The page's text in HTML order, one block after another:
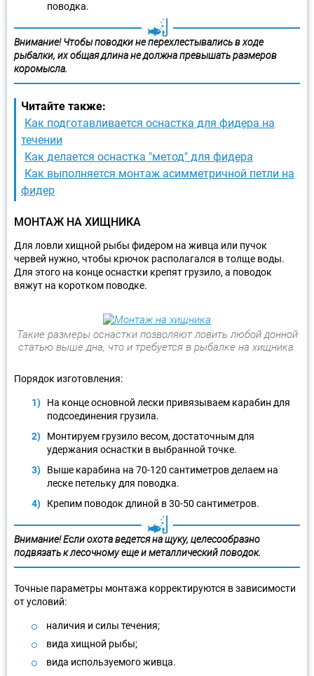
поводка.
Внимание! Чтобы поводки не перехлестывались в ходе
рыбалки, их общая длина не должна превышать размеров
коромысла.
Читайте также:
Как подготавливается оснастка для фидера на
течении
Как делается оснастка "метод" для фидера
Как выполняется монтаж асимметричной петли на
фидер
МОНТАЖ НА ХИЩНИКА
Для ловли хищной рыбы фидером на живца или пучок
червей нужно, чтобы крючок располагался в толще воды.
Для этого на конце оснастки крепят грузило, а поводок
вяжут на коротком поводке.
Такие размеры оснастки позволяют ловить любой донной
статью выше дна, что и требуется в рыбалке на хищника.
Порядок изготовления:
На конце основной лески привязываем карабин для
подсоединения грузила.
Монтируем грузило весом, достаточным для
удержания оснастки в выбранной точке.
Выше карабина на 70-120 сантиметров делаем на
леске петельку для поводка.
Крепим поводок длиной в 30-50 сантиметров.
Внимание! Если охота ведется на щуку, целесообразно
подвязать к лесочному еще и металлический поводок.
Точные параметры монтажа корректируются в зависимости
от условий:
наличия и силы течения;
вида хищной рыбы;
вида используемого живца.